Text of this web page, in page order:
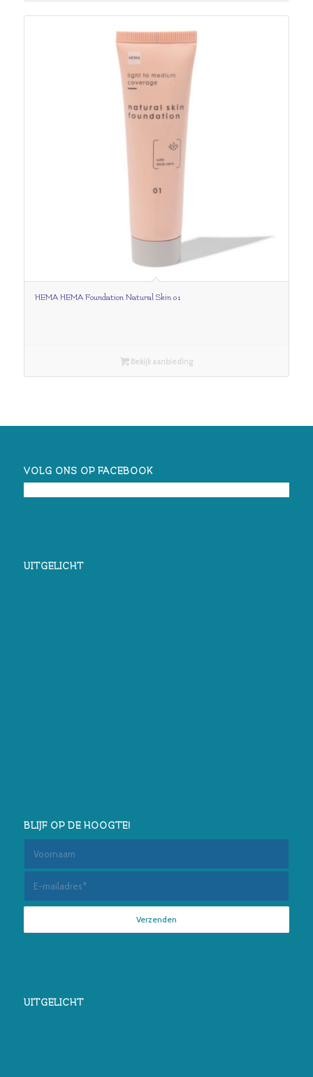
HEMA HEMA Foundation Natural Skin 01
Bekijk aanbieding
VOLG ONS OP FACEBOOK
UITGELICHT
BLIJF OP DE HOOGTE!
UITGELICHT